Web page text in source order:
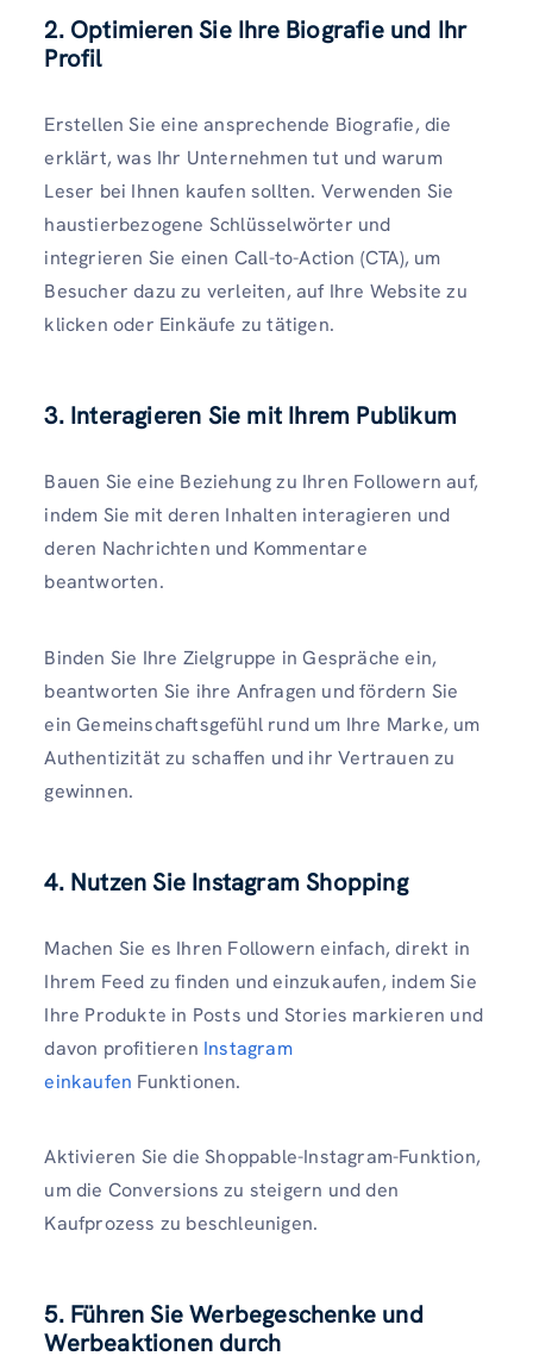
2. Optimieren Sie Ihre Biografie und Ihr
Profil
Erstellen Sie eine ansprechende Biografie, die
erklärt, was Ihr Unternehmen tut und warum
Leser bei Ihnen kaufen sollten. Verwenden Sie
haustierbezogene Schlüsselwörter und
integrieren Sie einen Call-to-Action (CTA), um
Besucher dazu zu verleiten, auf Ihre Website zu
klicken oder Einkäufe zu tätigen.
3. Interagieren Sie mit Ihrem Publikum
Bauen Sie eine Beziehung zu Ihren Followern auf,
indem Sie mit deren Inhalten interagieren und
deren Nachrichten und Kommentare
beantworten.
Binden Sie Ihre Zielgruppe in Gespräche ein,
beantworten Sie ihre Anfragen und fördern Sie
ein Gemeinschaftsgefühl rund um Ihre Marke, um
Authentizität zu schaffen und ihr Vertrauen zu
gewinnen.
4. Nutzen Sie Instagram Shopping
Machen Sie es Ihren Followern einfach, direkt in
Ihrem Feed zu finden und einzukaufen, indem Sie
Ihre Produkte in Posts und Stories markieren und
davon profitieren Instagram
einkaufen Funktionen.
Aktivieren Sie die Shoppable-Instagram-Funktion,
um die Conversions zu steigern und den
Kaufprozess zu beschleunigen.
5. Führen Sie Werbegeschenke und
Werbeaktionen durch